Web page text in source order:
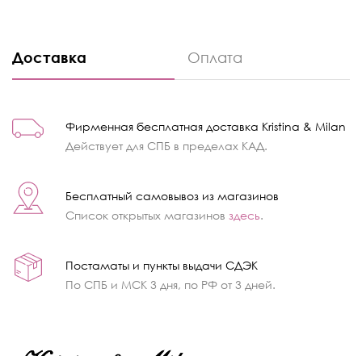
Доставка Оплата
Фирменная бесплатная доставка Kristina & Milan
Действует для СПБ в пределах КАД.
Бесплатный самовывоз из магазинов
Список открытых магазинов здесь.
Постаматы и пункты выдачи СДЭК
По СПБ и МСК 3 дня, по РФ от 3 дней.